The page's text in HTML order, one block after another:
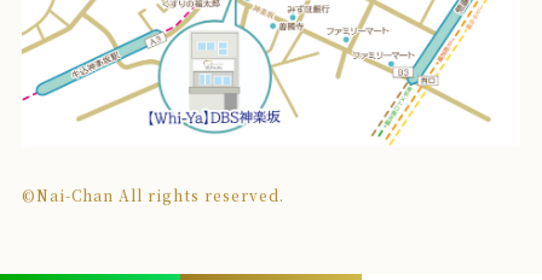
©Nai-Chan All rights reserved.